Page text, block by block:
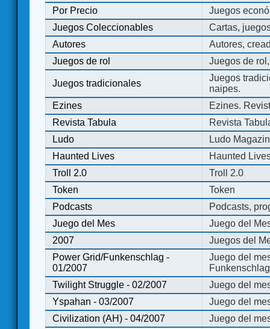
Por Precio
Juegos
Juegos Coleccionables
Cartas,
Autores
Autores,
Juegos de rol
Juegos de
Juegos tradicionales
Juegos
naipes.
Ezines
Ezines.
Revista Tabula
Revista
Ludo
Ludo
Haunted Lives
Haunted
Troll 2.0
Troll 2.0
Token
Token
Podcasts
Podcasts,
Juego del Mes
Juego del
2007
Juegos del
Power Grid/Funkenschlag -
01/2007
Juego del
Twilight Struggle - 02/2007
Juego del
Yspahan - 03/2007
Juego del
Civilization (AH) - 04/2007
Juego del